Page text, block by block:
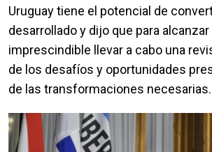
Uruguay tiene el potencial de
desarrollado y dijo que para
imprescindible llevar a cabo una
de los desafíos y oportunidades
de las transformaciones necesarias.